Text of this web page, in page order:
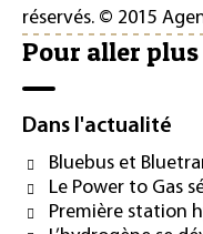
réservés. © 2015
Pour aller
Dans l'actualité
Bluebus et
Le Power to Gas
Première station